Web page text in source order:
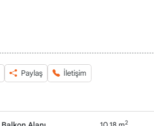
Paylaş İletişim
2